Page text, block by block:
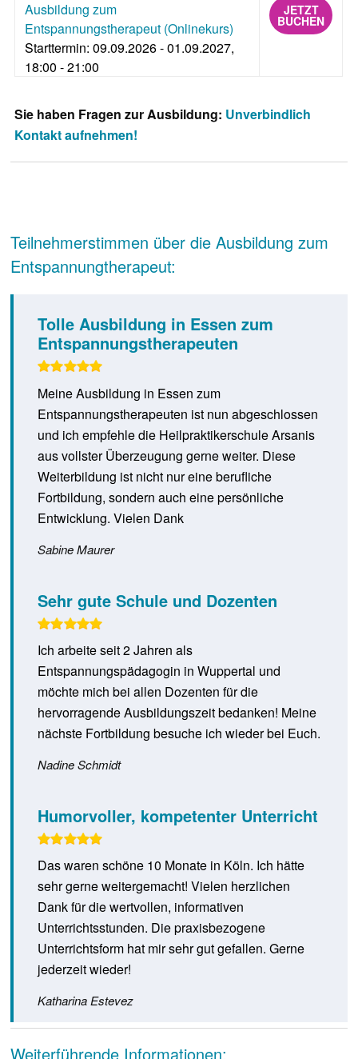
Ausbildung zum
Entspannungstherapeut (Onlinekurs)
Starttermin: 09.09.2026 - 01.09.2027,
18:00 - 21:00
JETZT
BUCHEN
Sie haben Fragen zur Ausbildung: Unverbindlich
Kontakt aufnehmen!
Teilnehmerstimmen über die Ausbildung zum
Entspannungtherapeut:
Tolle Ausbildung in Essen zum
Entspannungstherapeuten
Meine Ausbildung in Essen zum
Entspannungstherapeuten ist nun abgeschlossen
und ich empfehle die Heilpraktikerschule Arsanis
aus vollster Überzeugung gerne weiter. Diese
Weiterbildung ist nicht nur eine berufliche
Fortbildung, sondern auch eine persönliche
Entwicklung. Vielen Dank
Sabine Maurer
Sehr gute Schule und Dozenten
Ich arbeite seit 2 Jahren als
Entspannungspädagogin in Wuppertal und
möchte mich bei allen Dozenten für die
hervorragende Ausbildungszeit bedanken! Meine
nächste Fortbildung besuche ich wieder bei Euch.
Nadine Schmidt
Humorvoller, kompetenter Unterricht
Das waren schöne 10 Monate in Köln. Ich hätte
sehr gerne weitergemacht! Vielen herzlichen
Dank für die wertvollen, informativen
Unterrichtsstunden. Die praxisbezogene
Unterrichtsform hat mir sehr gut gefallen. Gerne
jederzeit wieder!
Katharina Estevez
Weiterführende Informationen: